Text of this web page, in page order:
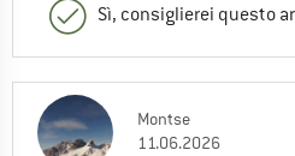
Sì, consiglierei questo
Montse
11.06.2026